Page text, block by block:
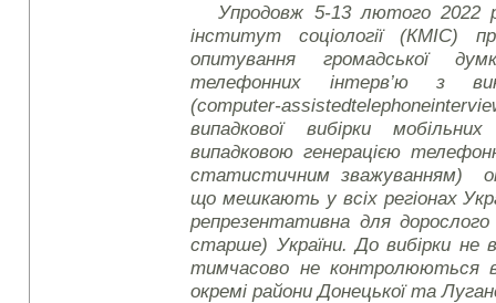
Упродовж 5-13 лютого 2022
інститут соціології (КМІС)
опитування громадської
телефонних інтерв’ю з
(computer-assistedtelephone
випадкової вибірки
випадковою генерацією
статистичним зважуванням)
що мешкають у всіх регіонах
репрезентативна для дорослого
старше) України. До вибірки не
тимчасово не контролюються
окремі райони Донецької та